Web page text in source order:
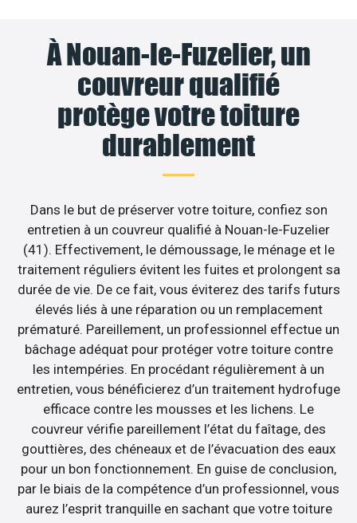
À Nouan-le-Fuzelier, un
couvreur qualifié
protège votre toiture
durablement
Dans le but de préserver votre toiture, confiez son
entretien à un couvreur qualifié à Nouan-le-Fuzelier
(41). Effectivement, le démoussage, le ménage et le
traitement réguliers évitent les fuites et prolongent sa
durée de vie. De ce fait, vous éviterez des tarifs futurs
élevés liés à une réparation ou un remplacement
prématuré. Pareillement, un professionnel effectue un
bâchage adéquat pour protéger votre toiture contre
les intempéries. En procédant régulièrement à un
entretien, vous bénéficierez d’un traitement hydrofuge
efficace contre les mousses et les lichens. Le
couvreur vérifie pareillement l’état du faîtage, des
gouttières, des chéneaux et de l’évacuation des eaux
pour un bon fonctionnement. En guise de conclusion,
par le biais de la compétence d’un professionnel, vous
aurez l’esprit tranquille en sachant que votre toiture